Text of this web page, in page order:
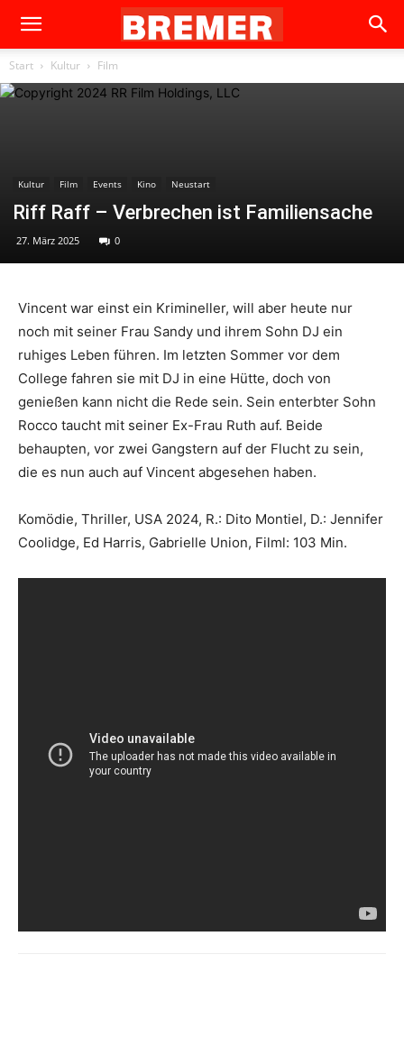
Start Kultur Film
Kultur Film Events Kino Neustart
Riff Raff – Verbrechen ist Familiensache
27. März 2025 0
Vincent war einst ein Krimineller, will aber heute nur
noch mit seiner Frau Sandy und ihrem Sohn DJ ein
ruhiges Leben führen. Im letzten Sommer vor dem
College fahren sie mit DJ in eine Hütte, doch von
genießen kann nicht die Rede sein. Sein enterbter Sohn
Rocco taucht mit seiner Ex-Frau Ruth auf. Beide
behaupten, vor zwei Gangstern auf der Flucht zu sein,
die es nun auch auf Vincent abgesehen haben.
Komödie, Thriller, USA 2024, R.: Dito Montiel, D.: Jennifer
Coolidge, Ed Harris, Gabrielle Union, Filml: 103 Min.